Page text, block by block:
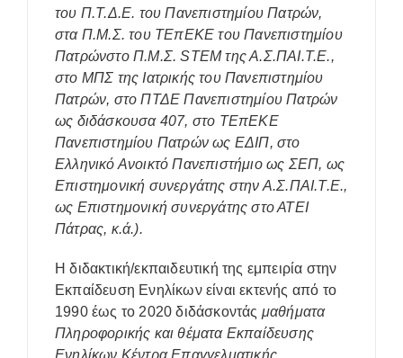
του Π.Τ.Δ.Ε. του Πανεπιστημίου Πατρών,
στα Π.Μ.Σ. του ΤΕπΕΚΕ του Πανεπιστημίου
Πατρώνστο Π.Μ.Σ.STEM της Α.Σ.ΠΑΙ.Τ.Ε.,
στο ΜΠΣ της Ιατρικής του Πανεπιστημίου
Πατρών, στο ΠΤΔΕ Πανεπιστημίου Πατρών
ως διδάσκουσα 407, στο ΤΕπΕΚΕ
Πανεπιστημίου Πατρών ως ΕΔΙΠ, στο
Ελληνικό Ανοικτό Πανεπιστήμιο ως ΣΕΠ, ως
Επιστημονική συνεργάτης στην Α.Σ.ΠΑΙ.Τ.Ε.,
ως Επιστημονική συνεργάτης στο ΑΤΕΙ
Πάτρας, κ.ά.).
Η διδακτική/εκπαιδευτική της εμπειρία στην
Εκπαίδευση Ενηλίκων είναι εκτενής από το
1990 έως το 2020 διδάσκοντάς μαθήματα
Πληροφορικής και θέματα Εκπαίδευσης
Ενηλίκων Κέντρα Επαγγελματικής